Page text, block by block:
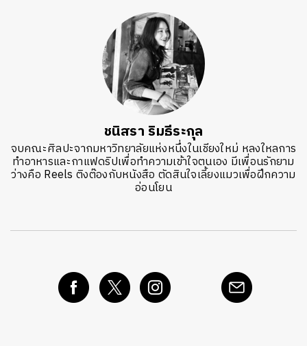
ชนิสรา ริมธีระกุล
จบคณะศิลปะจากมหาวิทยาลัยแห่งหนึ่งในเชียงใหม่ หลงใหลการ
ทำอาหารและกาแฟดริปเพื่อทำความเข้าใจตนเอง มีเพื่อนรักยาม
ว่างคือ Reels ติงต๊องกับหนังสือ ตัดสินใจเลี้ยงแมวเพื่อฝึกความ
อ่อนโยน